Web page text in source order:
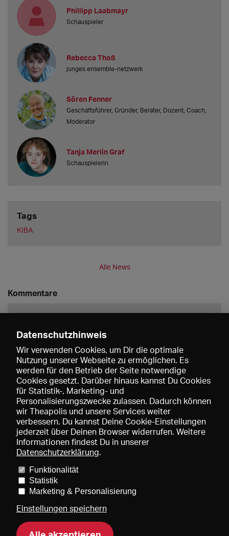
Phillipp Laabmayr
Schauspieler
Rebecca Thoß
junges ensemble-netzwerk
Sören Fenner
Geschäftsführer, Gründer, Berater, Dozent, Coach,
Moderator
Tanja Merlin Graf
Schauspielerin
Tags
KIBA
Alle News
Kommentare
Speichern
Preise und Mitgliedschaften
Mediadaten
Über uns Impressum
Datenschutzhinweis
Wir verwenden Cookies, um Dir die optimale
Nutzung unserer Webseite zu ermöglichen. Es
werden für den Betrieb der Seite notwendige
Cookies gesetzt. Darüber hinaus kannst Du Cookies
für Statistik-, Marketing- und
Personalisierungszwecke zulassen. Dadurch können
wir Theapolis und unsere Services weiter
verbessern. Du kannst Deine Cookie-Einstellungen
jederzeit über Deinen Browser widerrufen. Weitere
Informationen findest Du in unserer
Datenschutzerklärung.
Funktionalität
Statistik
Marketing & Personalisierung
Einstellungen speichern